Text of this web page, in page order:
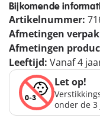
Bijkomende
Artikelnummer:
Afmetingen
Afmetingen
Leeftijd: Vanaf 4
Let op!
onder de 3